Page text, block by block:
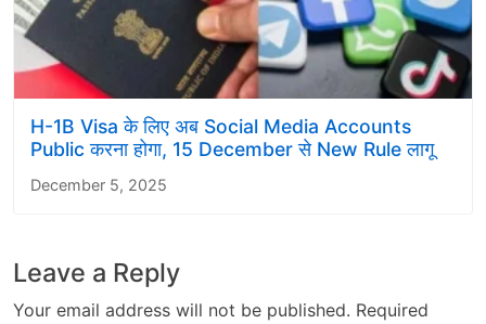
H-1B Visa के लिए अब Social Media Accounts
Public करना होगा, 15 December से New Rule लागू
December 5, 2025
Leave a Reply
Your email address will not be published. Required